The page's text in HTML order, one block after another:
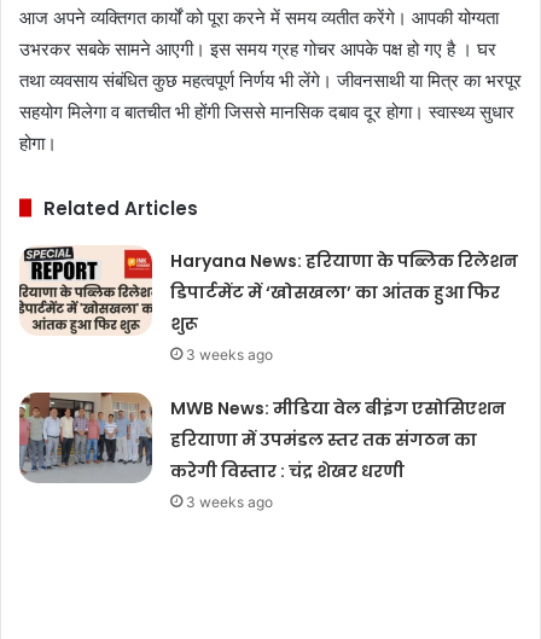
आज अपने व्यक्तिगत कार्यों को पूरा करने में समय व्यतीत करेंगे। आपकी योग्यता
उभरकर सबके सामने आएगी। इस समय ग्रह गोचर आपके पक्ष हो गए है । घर
तथा व्यवसाय संबंधित कुछ महत्वपूर्ण निर्णय भी लेंगे। जीवनसाथी या मित्र का भरपूर
सहयोग मिलेगा व बातचीत भी होंगी जिससे मानसिक दबाव दूर होगा। स्वास्थ्य सुधार
होगा।
Related Articles
Haryana News: हरियाणा के पब्लिक रिलेशन
डिपार्टमेंट में ‘खोसखला’ का आंतक हुआ फिर
शुरू
3 weeks ago
MWB News: मीडिया वेल बीइंग एसोसिएशन
हरियाणा में उपमंडल स्तर तक संगठन का
करेगी विस्तार : चंद्र शेखर धरणी
3 weeks ago